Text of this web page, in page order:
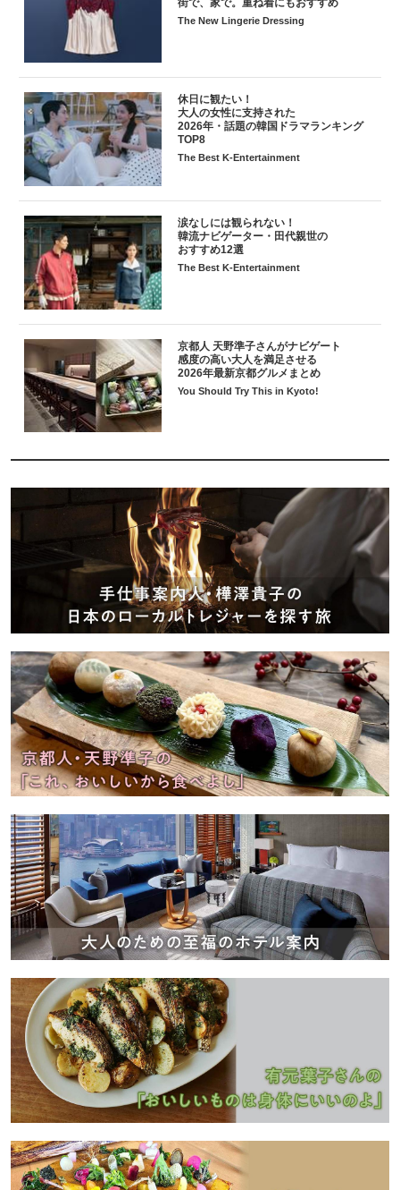
The New Lingerie Dressing
休日に観たい！
大人の女性に支持された
2026年・話題の韓国ドラマランキング
TOP8
The Best K-Entertainment
涙なしには観られない！
韓流ナビゲーター・田代親世の
おすすめ12選
The Best K-Entertainment
京都人 天野準子さんがナビゲート
感度の高い大人を満足させる
2026年最新京都グルメまとめ
You Should Try This in Kyoto!